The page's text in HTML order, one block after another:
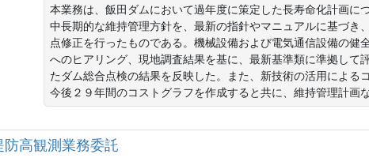
本業務は、飯田ダムにおいて過年度に策定した長寿命化計画に
中長期的な維持管理方針を、最新の指針やマニュアルに基づき
点修正を行ったものである。機械設備および電気通信設備の
へのヒアリング、現地調査結果を基に、最新基準類に準拠して
たダム総合点検の結果を反映した。また、新技術の活用による
今後２９年間のコストグラフを作成すると共に、維持管理計画
高観測業務委託